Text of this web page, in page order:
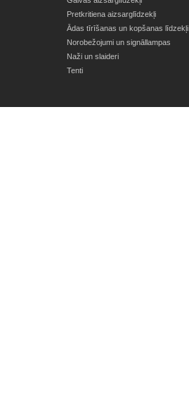
Pretkritiena aizsarglīdzekļi
Ādas tīrīšanas un kopšanas līdzekļi
Norobežojumi un signāllampas
Naži un slaideri
Tenti